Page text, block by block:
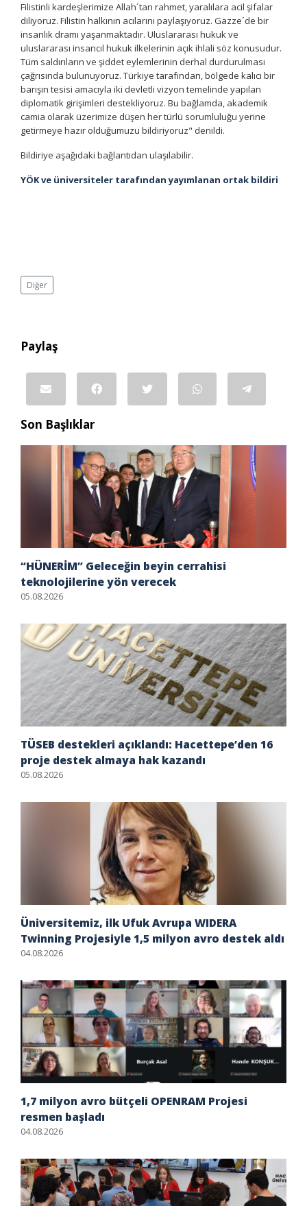
Filistinli kardeşlerimize Allah´tan rahmet, yaralılara acil şifalar
diliyoruz. Filistin halkının acılarını paylaşıyoruz. Gazze´de bir
insanlık dramı yaşanmaktadır. Uluslararası hukuk ve
uluslararası insancıl hukuk ilkelerinin açık ihlali söz konusudur.
Tüm saldırıların ve şiddet eylemlerinin derhal durdurulması
çağrısında bulunuyoruz. Türkiye tarafından, bölgede kalıcı bir
barışın tesisi amacıyla iki devletli vizyon temelinde yapılan
diplomatik girişimleri destekliyoruz. Bu bağlamda, akademik
camia olarak üzerimize düşen her türlü sorumluluğu yerine
getirmeye hazır olduğumuzu bildiriyoruz" denildi.
Bildiriye aşağıdaki bağlantıdan ulaşılabilir.
YÖK ve üniversiteler tarafından yayımlanan ortak bildiri
Diğer
Paylaş
Son Başlıklar
“HÜNERİM” Geleceğin beyin cerrahisi
teknolojilerine yön verecek
05.08.2026
TÜSEB destekleri açıklandı: Hacettepe’den 16
proje destek almaya hak kazandı
05.08.2026
Üniversitemiz, ilk Ufuk Avrupa WIDERA
Twinning Projesiyle 1,5 milyon avro destek aldı
04.08.2026
1,7 milyon avro bütçeli OPENRAM Projesi
resmen başladı
04.08.2026